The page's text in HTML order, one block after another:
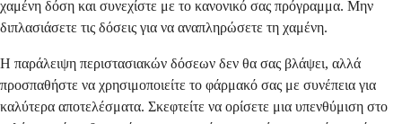
χαμένη δόση και συνεχίστε με το κανονικό σας πρόγραμμα. Μην
διπλασιάσετε τις δόσεις για να αναπληρώσετε τη χαμένη.
Η παράλειψη περιστασιακών δόσεων δεν θα σας βλάψει, αλλά
προσπαθήστε να χρησιμοποιείτε το φάρμακό σας με συνέπεια για
καλύτερα αποτελέσματα. Σκεφτείτε να ορίσετε μια υπενθύμιση στο